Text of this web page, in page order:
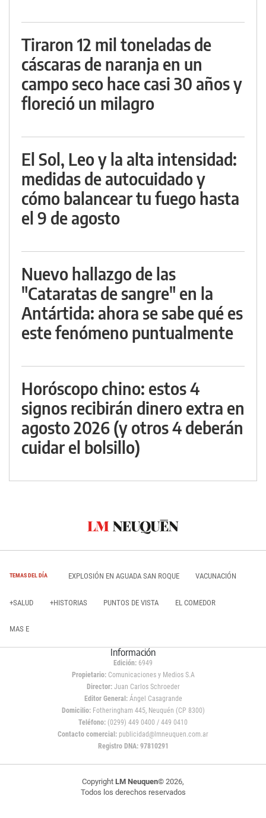
Tiraron 12 mil toneladas de
cáscaras de naranja en un
campo seco hace casi 30 años y
floreció un milagro
El Sol, Leo y la alta intensidad:
medidas de autocuidado y
cómo balancear tu fuego hasta
el 9 de agosto
Nuevo hallazgo de las
"Cataratas de sangre" en la
Antártida: ahora se sabe qué es
este fenómeno puntualmente
Horóscopo chino: estos 4
signos recibirán dinero extra en
agosto 2026 (y otros 4 deberán
cuidar el bolsillo)
TEMAS DEL DÍA EXPLOSIÓN EN AGUADA SAN ROQUE VACUNACIÓN
+SALUD +HISTORIAS PUNTOS DE VISTA EL COMEDOR
MAS E
Información
Edición: 6949
Propietario:Comunicaciones y Medios S.A
Director: Juan Carlos Schroeder
Editor General:Ángel Casagrande
Domicilio:Fotheringham 445, Neuquén (CP 8300)
Teléfono: (0299) 449 0400 / 449 0410
Contacto comercial: publicidad@lmneuquen.com.ar
Registro DNA: 97810291
Copyright LM Neuquen© 2026,
Todos los derechos reservados